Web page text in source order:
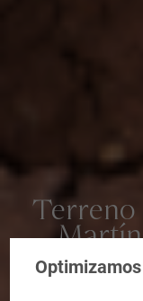
Terreno
Martín